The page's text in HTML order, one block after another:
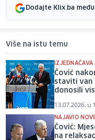
Dodajte Klix.ba
Više na istu temu
Čović
staviti van
donosili
13.07.2026. u
NAJAVIO
Čović:
na